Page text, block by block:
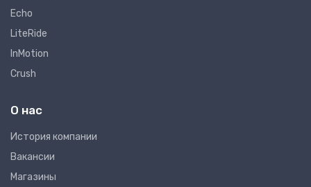
Echo
LiteRide
InMotion
Crush
О нас
Иcтория компании
Вакансии
Магазины